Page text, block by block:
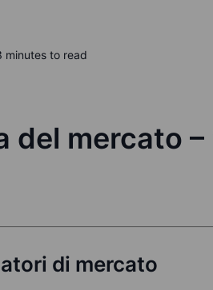
minutes to read
del mercato –
di mercato